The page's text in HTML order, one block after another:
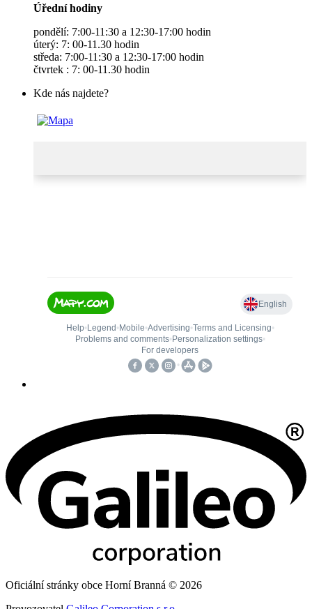
Úřední hodiny
pondělí: 7:00-11:30 a 12:30-17:00 hodin
úterý: 7: 00-11.30 hodin
středa: 7:00-11:30 a 12:30-17:00 hodin
čtvrtek : 7: 00-11.30 hodin
Kde nás najdete?
Oficiální stránky obce Horní Branná © 2026